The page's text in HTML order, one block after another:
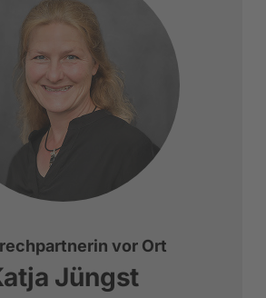
vor Ort
Jüngst